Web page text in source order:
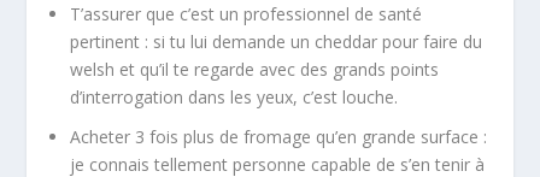
T’assurer que c’est un professionnel de santé
pertinent : si tu lui demande un cheddar pour faire du
welsh et qu’il te regarde avec des grands points
d’interrogation dans les yeux, c’est louche.
Acheter 3 fois plus de fromage qu’en grande surface :
je connais tellement personne capable de s’en tenir à